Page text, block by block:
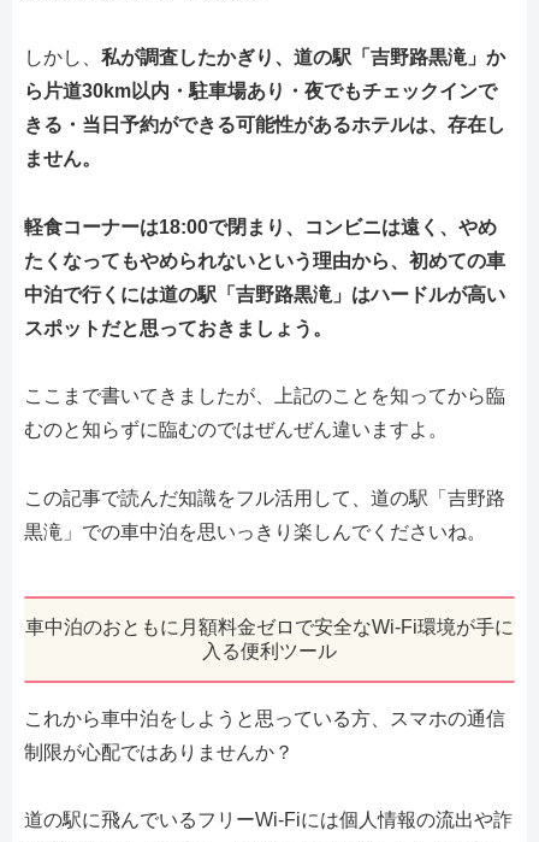
しかし、 私が調査したかぎり、道の駅「吉野路黒滝」か
ら片道30km以内・駐車場あり・夜でもチェックインで
きる・当日予約ができる可能性があるホテルは、存在し
ません。
軽食コーナーは18:00で閉まり、コンビニは遠く、やめ
たくなってもやめられないという理由から、初めての車
中泊で行くには道の駅「吉野路黒滝」はハードルが高い
スポットだと思っておきましょう。
ここまで書いてきましたが、上記のことを知ってから臨
むのと知らずに臨むのではぜんぜん違いますよ。
この記事で読んだ知識をフル活用して、道の駅「吉野路
黒滝」での車中泊を思いっきり楽しんでくださいね。
車中泊のおともに月額料金ゼロで安全なWi-Fi環境が手に
入る便利ツール
これから車中泊をしようと思っている方、スマホの通信
制限が心配ではありませんか？
道の駅に飛んでいるフリーWi-Fiには個人情報の流出や詐